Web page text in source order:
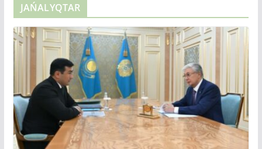
JAŃALYQTAR